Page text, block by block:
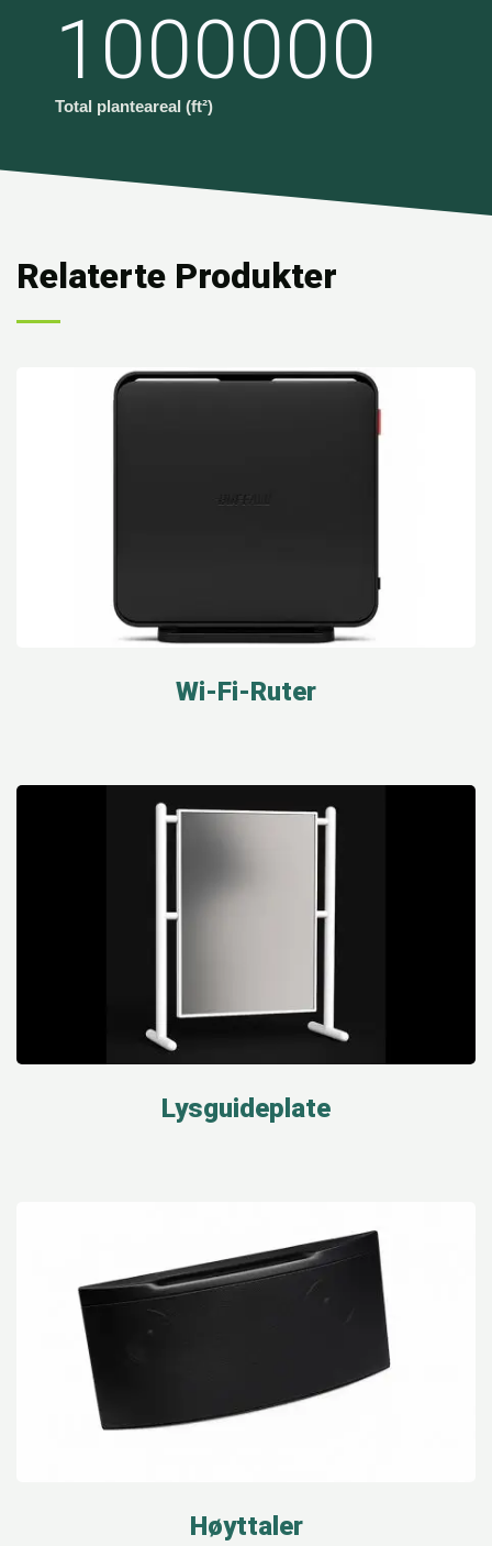
1000000
Total planteareal (ft²)
Relaterte Produkter
Wi-Fi-Ruter
Lysguideplate
Høyttaler